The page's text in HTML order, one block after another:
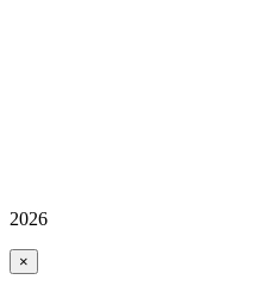
2026
×